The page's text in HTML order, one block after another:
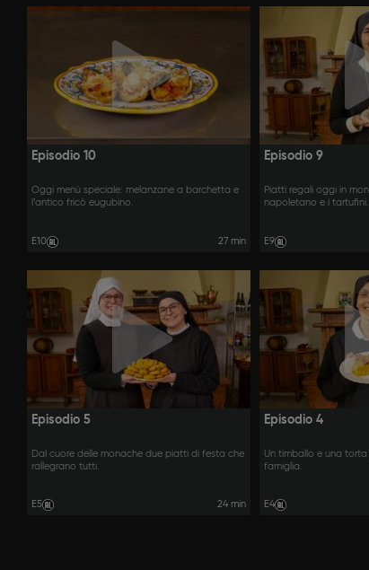
Episodio 10
Oggi menù speciale: melanzane a barchetta e
l’antico fricò eugubino.
E10 27 min
Episodio 9
Piatti regali oggi in
napoletano e i tartufini.
E9
Episodio 5
Dal cuore delle monache due piatti di festa che
rallegrano tutti.
E5 24 min
Episodio 4
Un timballo e una
famiglia.
E4